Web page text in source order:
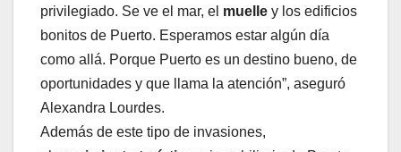
privilegiado. Se ve el mar, el muelle y los edificios
bonitos de Puerto. Esperamos estar algún día
como allá. Porque Puerto es un destino bueno, de
oportunidades y que llama la atención”, aseguró
Alexandra Lourdes.
Además de este tipo de invasiones,